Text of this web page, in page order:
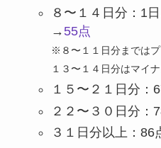
８〜１４日分：1
→ 55点
※８〜１１日分まではプ
１３〜１４日分はマイ
１５〜２１日分：
２２〜３０日分：
３１日分以上：86